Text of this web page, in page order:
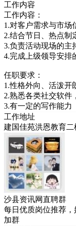
工作内容
工作内容：
1.对客户需求与市场
2.结合节日、热点制
3.负责活动现场的主
4.完成上级领导安排
任职要求：
1.性格外向、活泼开
2.熟悉各类社交软件
3.有一定的写作能力
工作地址
建国佳苑洪恩教育二
沙县资讯网直聘群
每日优质岗位推荐，
加群